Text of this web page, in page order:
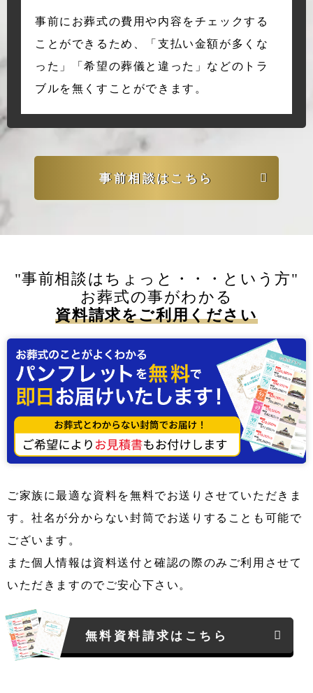
事前にお葬式の費用や内容をチェックする
ことができるため、「支払い金額が多くな
った」「希望の葬儀と違った」などのトラ
ブルを無くすことができます。
事前相談はこちら
"事前相談はちょっと・・・という方"
お葬式の事がわかる
資料請求をご利用ください
ご家族に最適な資料を無料でお送りさせていただきま
す。社名が分からない封筒でお送りすることも可能で
ございます。
また個人情報は資料送付と確認の際のみご利用させて
いただきますのでご安心下さい。
無料資料請求はこちら